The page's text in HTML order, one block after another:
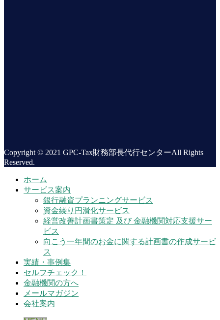
Copyright © 2021 GPC-Tax財務部長代行センターAll Rights
Reserved.
ホーム
サービス案内
銀行融資プランニングサービス
資金繰り円滑化サービス
経営改善計画書策定 及び 金融機関対応支援サー
ビス
向こう一年間のお金に関する計画書の作成サービ
ス
実績・事例集
セルフチェック！
金融機関の方へ
メールマガジン
会社案内